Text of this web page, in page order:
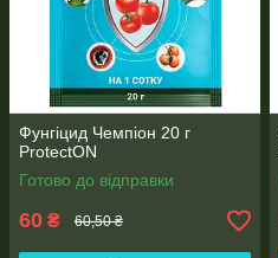
Фунгіцид Чемпіон 20 г
ProtectON
Готово до відправки
60 ₴ 60,50 ₴